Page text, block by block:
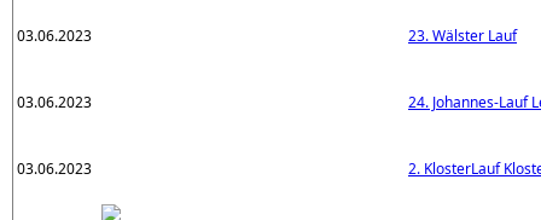
03.06.2023 23. Wälster Lauf
03.06.2023 24. Johannes-Lauf
03.06.2023 2. KlosterLauf